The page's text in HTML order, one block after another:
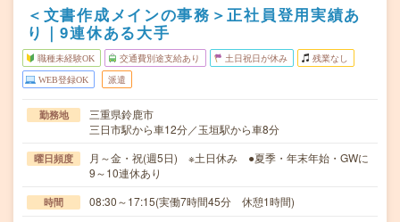
＜文書作成メインの事務＞正社員登用実績あ
り｜9連休ある大手
職種未経験OK 交通費別途支給あり 土日祝日が休み 残業なし
WEB登録OK 派遣
勤務地
三重県鈴鹿市
三日市駅から車12分／玉垣駅から車8分
曜日頻度
月～金・祝(週5日) ※土日休み ●夏季・年末年始・GWに
9～10連休あり
時間 08:30～17:15(実働7時間45分 休憩1時間)